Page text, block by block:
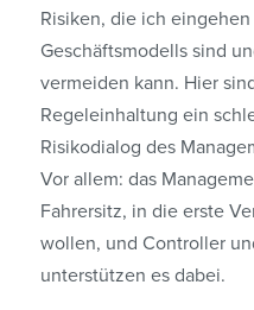
Risiken, die ich
Geschäftsmodells sind
vermeiden kann. Hier
Regeleinhaltung ein
Risikodialog des
Vor allem: das
Fahrersitz, in die erste
wollen, und Controller
unterstützen es dabei.